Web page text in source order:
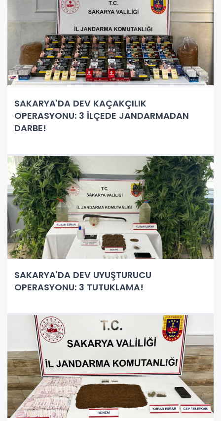
SAKARYA'DA DEV KAÇAKÇILIK
OPERASYONU: 3 İLÇEDE JANDARMADAN
DARBE!
SAKARYA'DA DEV UYUŞTURUCU
OPERASYONU: 3 TUTUKLAMA!